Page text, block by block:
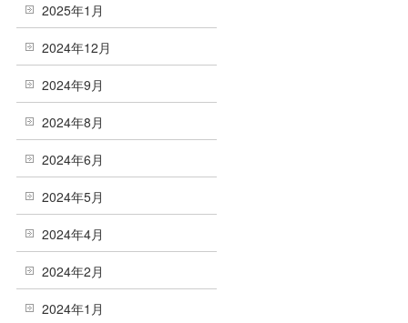
2025年1月
2024年12月
2024年9月
2024年8月
2024年6月
2024年5月
2024年4月
2024年2月
2024年1月